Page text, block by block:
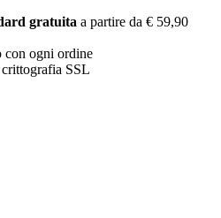
gratuita a partire da € 59,90
con ogni ordine
SSL